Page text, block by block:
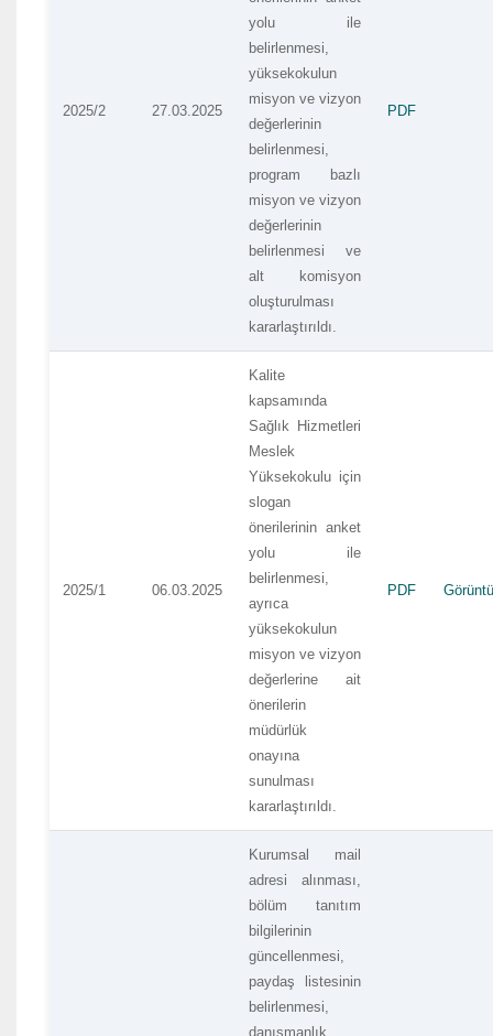
2025/2 27.03.2025
yolu ile
belirlenmesi,
yüksekokulun
misyon ve vizyon
değerlerinin
belirlenmesi,
program bazlı
misyon ve vizyon
değerlerinin
belirlenmesi ve
alt komisyon
oluşturulması
kararlaştırıldı.
PDF
2025/1 06.03.2025
Kalite
kapsamında
Sağlık Hizmetleri
Meslek
Yüksekokulu için
slogan
önerilerinin anket
yolu ile
belirlenmesi,
ayrıca
yüksekokulun
misyon ve vizyon
değerlerine ait
önerilerin
müdürlük
onayına
sunulması
kararlaştırıldı.
PDF
Kurumsal mail
adresi alınması,
bölüm tanıtım
bilgilerinin
güncellenmesi,
paydaş listesinin
belirlenmesi,
danışmanlık